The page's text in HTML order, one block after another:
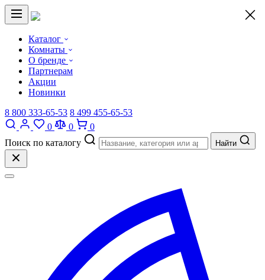
Каталог
Комнаты
О бренде
Партнерам
Акции
Новинки
8 800 333-65-53 8 499 455-65-53
0
0
0
Поиск по каталогу
Найти
×